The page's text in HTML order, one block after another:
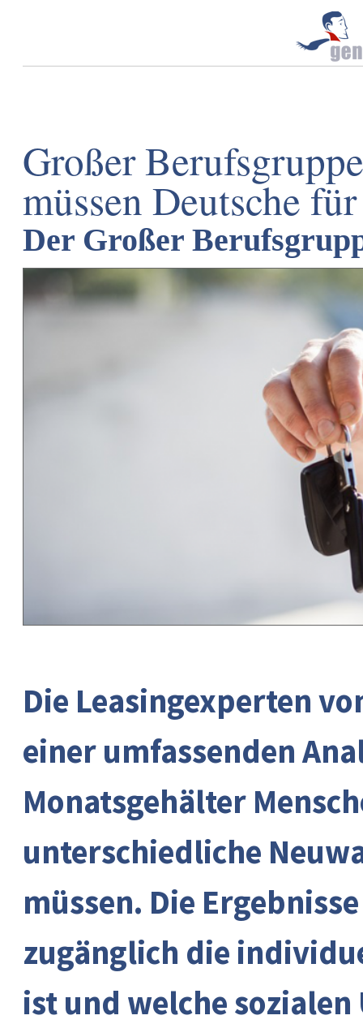
Großer
müssen Deutsche
Der Großer
Die Leasingexperten
einer umfassenden
Monatsgehälter
unterschiedliche
müssen. Die
zugänglich die
ist und welche